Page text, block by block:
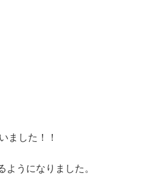
ました！！
うになりました。